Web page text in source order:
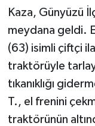
Kaza, Günyüzü
meydana geldi.
(63) isimli çiftçi
traktörüyle
tıkanıklığı
T., el frenini
traktörünün